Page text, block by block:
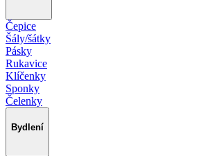
Čepice
Šály/šátky
Pásky
Rukavice
Klíčenky
Sponky
Čelenky
Bydlení